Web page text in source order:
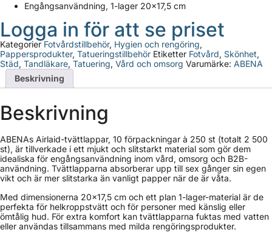
Engångsanvändning, 1-lager 20×17,5 cm
Logga in för att se priset
Kategorier Fotvårdstillbehör, Hygien och rengöring,
Pappersprodukter, Tatueringstillbehör Etiketter Fotvård, Skönhet,
Städ, Tandläkare, Tatuering, Vård och omsorg Varumärke: ABENA
Beskrivning
Beskrivning
ABENAs Airlaid-tvättlappar, 10 förpackningar à 250 st (totalt 2 500
st), är tillverkade i ett mjukt och slitstarkt material som gör dem
idealiska för engångsanvändning inom vård, omsorg och B2B-
användning. Tvättlapparna absorberar upp till sex gånger sin egen
vikt och är mer slitstarka än vanligt papper när de är våta.
Med dimensionerna 20×17,5 cm och ett plan 1-lager-material är de
perfekta för helkroppstvätt och för personer med känslig eller
ömtålig hud. För extra komfort kan tvättlapparna fuktas med vatten
eller användas tillsammans med milda rengöringsprodukter.